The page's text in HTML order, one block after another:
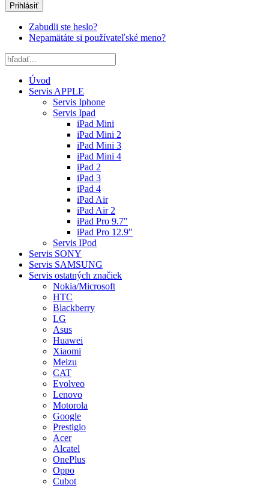
Prihlásiť
Zabudli ste heslo?
Nepamätáte si používateľské meno?
Úvod
Servis APPLE
Servis Iphone
Servis Ipad
iPad Mini
iPad Mini 2
iPad Mini 3
iPad Mini 4
iPad 2
iPad 3
iPad 4
iPad Air
iPad Air 2
iPad Pro 9.7"
iPad Pro 12.9"
Servis IPod
Servis SONY
Servis SAMSUNG
Servis ostatných značiek
Nokia/Microsoft
HTC
Blackberry
LG
Asus
Huawei
Xiaomi
Meizu
CAT
Evolveo
Lenovo
Motorola
Google
Prestigio
Acer
Alcatel
OnePlus
Oppo
Cubot